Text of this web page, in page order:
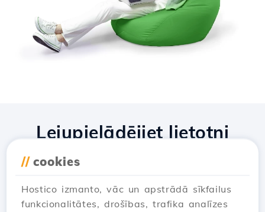
// cookies
Hostico izmanto, vāc un apstrādā sīkfailus
funkcionalitātes, drošības, trafika analīzes
Lejupielādējiet lietotni